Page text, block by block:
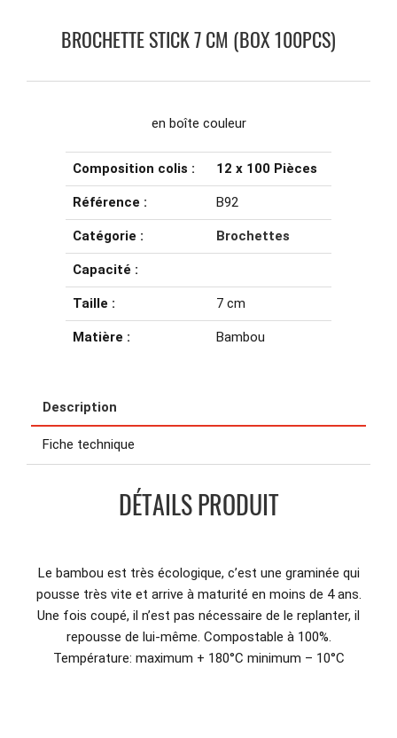
BROCHETTE STICK 7 CM (BOX 100PCS)
en boîte couleur
Composition colis : 12 x 100 Pièces
Référence : B92
Catégorie : Brochettes
Capacité :
Taille : 7 cm
Matière : Bambou
Description
Fiche technique
DÉTAILS PRODUIT
Le bambou est très écologique, c’est une graminée qui
pousse très vite et arrive à maturité en moins de 4 ans.
Une fois coupé, il n’est pas nécessaire de le replanter, il
repousse de lui-même. Compostable à 100%.
Température: maximum + 180°C minimum – 10°C